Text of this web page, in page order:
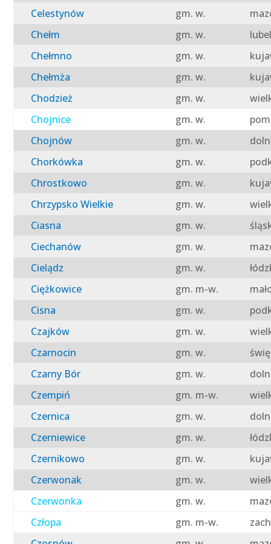
Celestynów
gm. w.
Chełm
gm. w.
Chełmno
gm. w.
Chełmża
gm. w.
Chodzież
gm. w.
Chojnice
gm. w.
Chojnów
gm. w.
Chorkówka
gm. w.
Chrostkowo
gm. w.
Chrzypsko Wielkie
gm. w.
Ciasna
gm. w.
Ciechanów
gm. w.
Cielądz
gm. w.
Ciężkowice
gm. m-w.
Cisna
gm. w.
Czajków
gm. w.
Czarnocin
gm. w.
Czarny Bór
gm. w.
Czempiń
gm. m-w.
Czernica
gm. w.
Czerniewice
gm. w.
Czernikowo
gm. w.
Czerwonak
gm. w.
Czerwonka
gm. w.
Człopa
gm. m-w.